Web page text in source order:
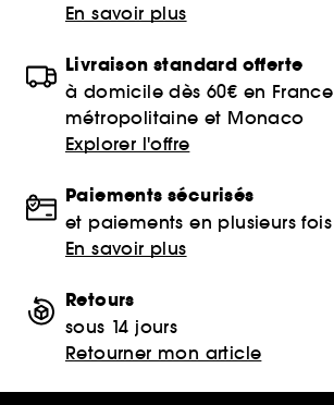
En savoir plus
Livraison standard offerte
à domicile dès 60€ en France
métropolitaine et Monaco
Explorer l'offre
Paiements sécurisés
et paiements en plusieurs fois
En savoir plus
Retours
sous 14 jours
Retourner mon article